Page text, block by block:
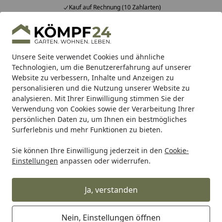
Unsere Seite verwendet Cookies und ähnliche
Technologien, um die Benutzererfahrung auf unserer
Website zu verbessern, Inhalte und Anzeigen zu
personalisieren und die Nutzung unserer Website zu
analysieren. Mit Ihrer Einwilligung stimmen Sie der
Verwendung von Cookies sowie der Verarbeitung Ihrer
persönlichen Daten zu, um Ihnen ein bestmögliches
Surferlebnis und mehr Funktionen zu bieten.
Sie können Ihre Einwilligung jederzeit in den Cookie-
Einstellungen anpassen oder widerrufen.
Ja, verstanden
Nein, Einstellungen öffnen
Kauf auf Rechnung (10 Zahlarten)
Alle Produkte
Mein Konto
Suchen
Startseite
BTR Born to Ride BTR Zentralständer BTR
Adapterplatte für Ducati 748 95-04